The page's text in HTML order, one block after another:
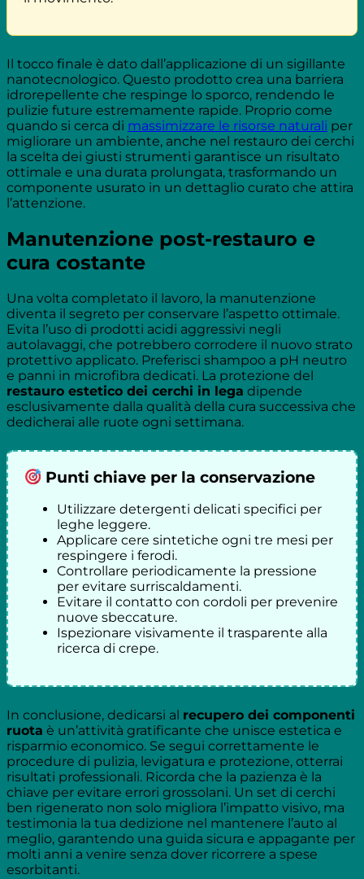
Il tocco finale è dato dall’applicazione di un sigillante
nanotecnologico. Questo prodotto crea una barriera
idrorepellente che respinge lo sporco, rendendo le
pulizie future estremamente rapide. Proprio come
quando si cerca di massimizzare le risorse naturali per
migliorare un ambiente, anche nel restauro dei cerchi
la scelta dei giusti strumenti garantisce un risultato
ottimale e una durata prolungata, trasformando un
componente usurato in un dettaglio curato che attira
l’attenzione.
Manutenzione post-restauro e
cura costante
Una volta completato il lavoro, la manutenzione
diventa il segreto per conservare l’aspetto ottimale.
Evita l’uso di prodotti acidi aggressivi negli
autolavaggi, che potrebbero corrodere il nuovo strato
protettivo applicato. Preferisci shampoo a pH neutro
e panni in microfibra dedicati. La protezione del
restauro estetico dei cerchi in lega dipende
esclusivamente dalla qualità della cura successiva che
dedicherai alle ruote ogni settimana.
Punti chiave per la conservazione
Utilizzare detergenti delicati specifici per
leghe leggere.
Applicare cere sintetiche ogni tre mesi per
respingere i ferodi.
Controllare periodicamente la pressione
per evitare surriscaldamenti.
Evitare il contatto con cordoli per prevenire
nuove sbeccature.
Ispezionare visivamente il trasparente alla
ricerca di crepe.
In conclusione, dedicarsi al recupero dei componenti
ruota è un’attività gratificante che unisce estetica e
risparmio economico. Se segui correttamente le
procedure di pulizia, levigatura e protezione, otterrai
risultati professionali. Ricorda che la pazienza è la
chiave per evitare errori grossolani. Un set di cerchi
ben rigenerato non solo migliora l’impatto visivo, ma
testimonia la tua dedizione nel mantenere l’auto al
meglio, garantendo una guida sicura e appagante per
molti anni a venire senza dover ricorrere a spese
esorbitanti.